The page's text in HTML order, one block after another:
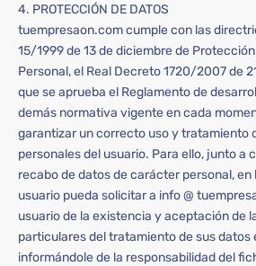
4. PROTECCIÓN DE DATOS
tuempresaon.com cumple con las
15/1999 de 13 de diciembre de
Personal, el Real Decreto 1720/2007 de
que se aprueba el Reglamento de
demás normativa vigente en cada
garantizar un correcto uso y tratamiento
personales del usuario. Para ello, junto a
recabo de datos de carácter personal, en
usuario pueda solicitar a info @
usuario de la existencia y aceptación de
particulares del tratamiento de sus datos
informándole de la responsabilidad del